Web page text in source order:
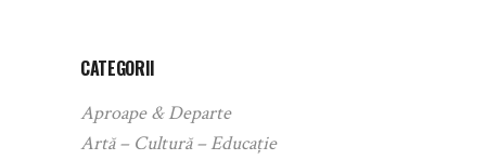
CATEGORII
Aproape & Departe
Artă – Cultură – Educație